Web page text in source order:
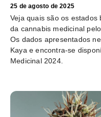
25 de agosto de 2025
Veja quais são os
da cannabis medicinal
Os dados apresentados
Kaya e encontra-se
Medicinal 2024.